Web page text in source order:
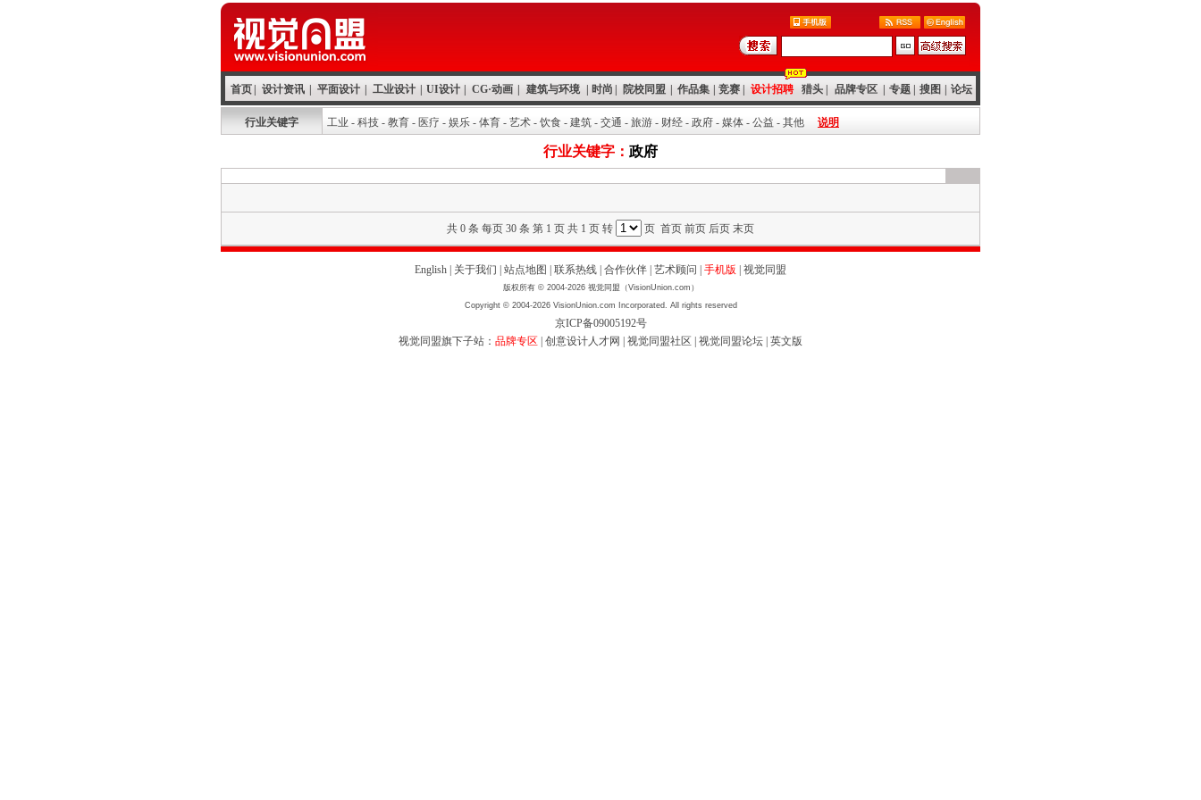
首页 设计资讯 平面设计 工业设计 UI设计 CG·动画 建筑与环境 时尚 院校同盟 作品集 竞赛 设计招聘 猎头 品牌专区 专题 搜图 论坛
行业关键字 工业 - 科技 - 教育 - 医疗 - 娱乐 - 体育 - 艺术 - 饮食 - 建筑 - 交通 - 旅游 - 财经 - 政府 - 媒体 - 公益 - 其他 说明
行业关键字： 政府
共 0 条 每页 30 条 第 1 页 共 1 页 转 页 首页 前页 后页 末页
English 关于我们 站点地图 联系热线 合作伙伴 艺术顾问 手机版 视觉同盟
版权所有 © 2004-2026 视觉同盟（VisionUnion.com）
Copyright © 2004-2026 VisionUnion.com Incorporated. All rights reserved
京ICP备09005192号
视觉同盟旗下子站： 品牌专区 创意设计人才网 视觉同盟社区 视觉同盟论坛 英文版